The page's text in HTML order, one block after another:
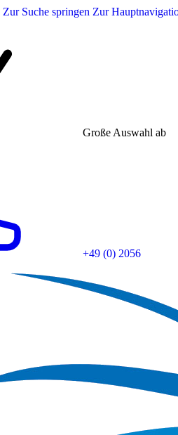
Zur Suche springen Zur
Große Auswahl ab
+49 (0) 2056